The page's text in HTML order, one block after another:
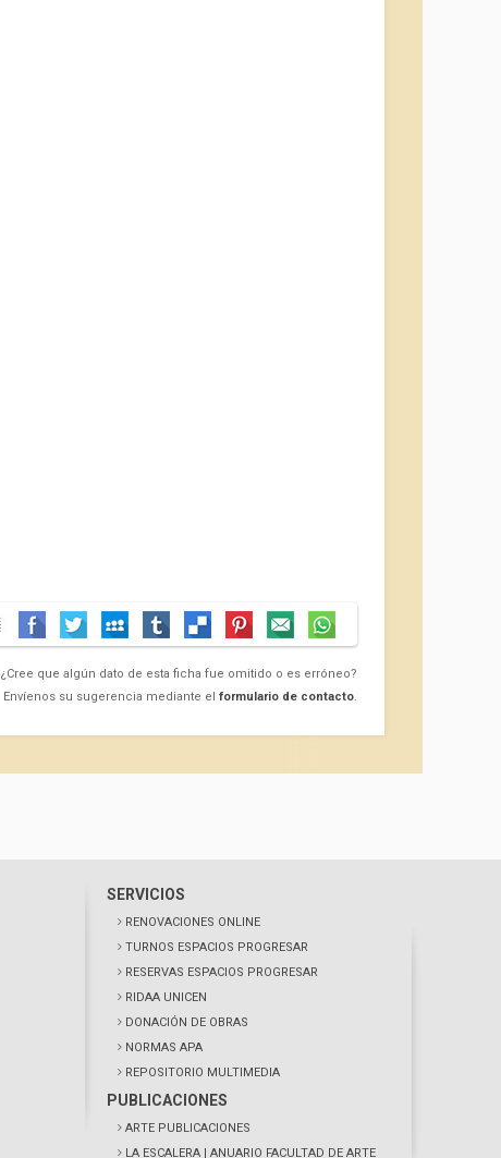
¿Cree que algún dato de esta ficha fue omitido o es erróneo?
Envíenos su sugerencia mediante el formulario de contacto.
SERVICIOS
RENOVACIONES ONLINE
TURNOS ESPACIOS PROGRESAR
RESERVAS ESPACIOS PROGRESAR
RIDAA UNICEN
DONACIÓN DE OBRAS
NORMAS APA
REPOSITORIO MULTIMEDIA
PUBLICACIONES
ARTE PUBLICACIONES
LA ESCALERA | ANUARIO FACULTAD DE ARTE